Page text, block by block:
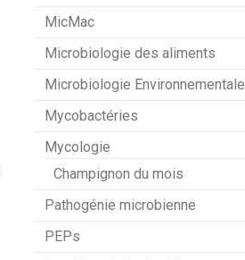
MicMac
Microbiologie des aliments
Microbiologie Environnementale
Mycobactéries
Mycologie
Champignon du mois
Pathogénie microbienne
PEPs